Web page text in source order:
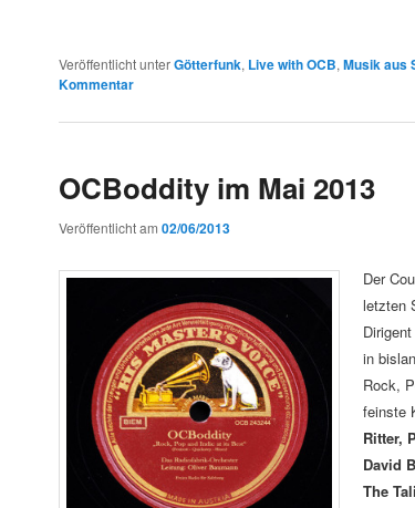
Veröffentlicht unterGötterfunk, Live with OCB, Musik aus
Kommentar
OCBoddity im Mai 2013
Veröffentlicht am 02/06/2013
Der
letzten
in
Rock,
feinste
Ritter,
David
The